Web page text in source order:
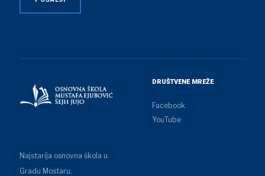
Najstarija osnovna škola u
Gradu Mostaru.
DRUŠTVENE MREŽE
Facebook
YouTube